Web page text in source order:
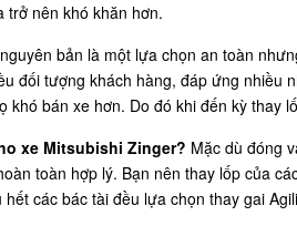
trở nên khó khăn hơn.
bản là một lựa chọn an toàn
đối tượng khách hàng, đáp ứng nhiều
khó bán xe hơn. Do đó khi đến kỳ
xe Mitsubishi Zinger? Mặc dù đóng
toàn hợp lý. Bạn nên thay lốp của
hết các bác tài đều lựa chọn thay gai